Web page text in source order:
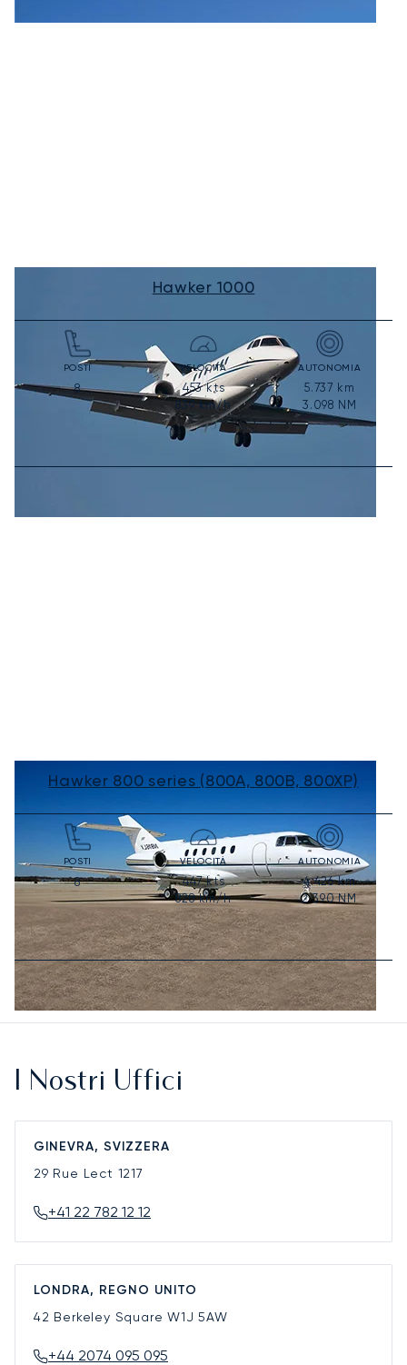
Hawker 1000
POSTI
8
VELOCITÀ
453kts
839km/h
AUTONOMIA
5.737 km
3.098 NM
Hawker 800 series (800A, 800B, 800XP)
POSTI
8
VELOCITÀ
447kts
828km/h
AUTONOMIA
4.426km
2.390NM
I Nostri Uffici
GINEVRA, SVIZZERA
29 Rue Lect 1217
+41 22 782 12 12
LONDRA, REGNO UNITO
42 Berkeley SquareW1J 5AW
+44 2074 095 095